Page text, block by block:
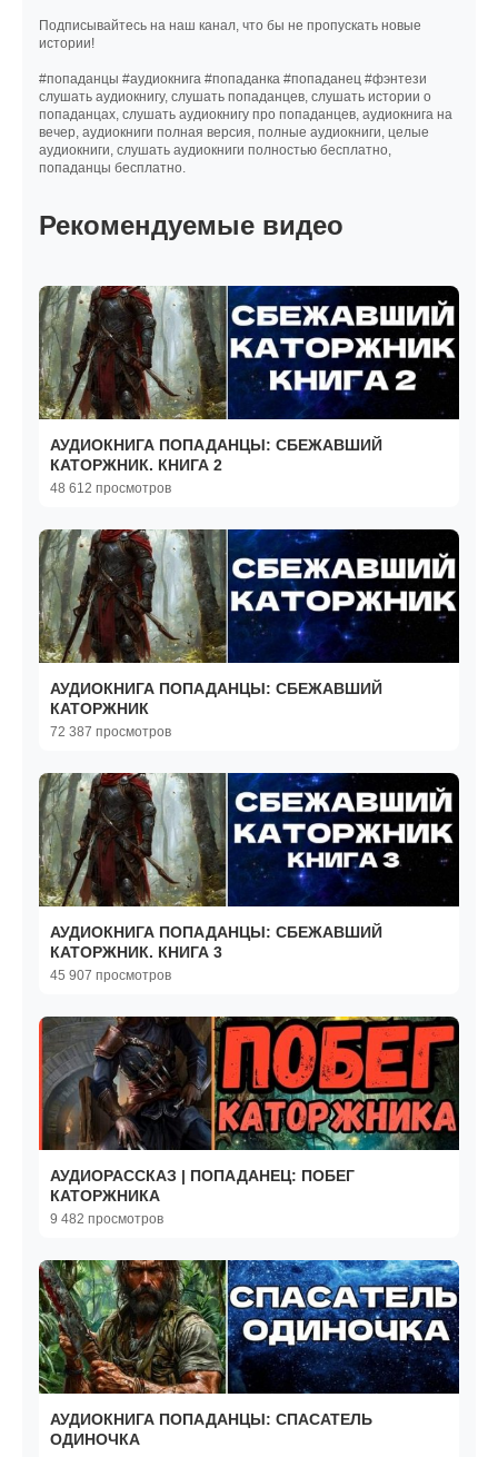
Подписывайтесь на наш канал, что бы не пропускать новые
истории!
#попаданцы #аудиокнига #попаданка #попаданец #фэнтези
слушать аудиокнигу, слушать попаданцев, слушать истории о
попаданцах, слушать аудиокнигу про попаданцев, аудиокнига на
вечер, аудиокниги полная версия, полные аудиокниги, целые
аудиокниги, слушать аудиокниги полностью бесплатно,
попаданцы бесплатно.
Рекомендуемые видео
АУДИОКНИГА ПОПАДАНЦЫ: СБЕЖАВШИЙ
КАТОРЖНИК. КНИГА 2
48 612 просмотров
АУДИОКНИГА ПОПАДАНЦЫ: СБЕЖАВШИЙ
КАТОРЖНИК
72 387 просмотров
АУДИОКНИГА ПОПАДАНЦЫ: СБЕЖАВШИЙ
КАТОРЖНИК. КНИГА 3
45 907 просмотров
АУДИОРАССКАЗ | ПОПАДАНЕЦ: ПОБЕГ
КАТОРЖНИКА
9 482 просмотров
АУДИОКНИГА ПОПАДАНЦЫ: СПАСАТЕЛЬ
ОДИНОЧКА